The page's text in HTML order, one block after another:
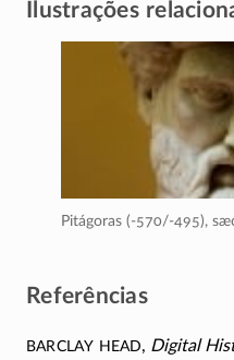
Ilustrações
Pitágoras (-570/-495),
Referências
Barclay Head, Digital